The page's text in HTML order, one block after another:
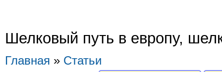
Шелковый путь в европу,
Главная » Статьи